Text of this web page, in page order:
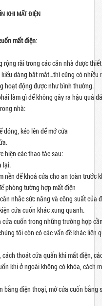
KHI MẤT ĐIỆN
mất điện:
rộng rãi trong các căn nhà được
dáng bắt mắt…thì cũng có nhiều
hoạt động được như bình thường.
làm gì để không gây ra hậu quả
nhà:
đóng, kéo lên để mở cửa
hiện các thao tác sau:
lại.
nền để khoá cửa cho an toàn trước
phòng tường hợp mất điện
nhắc sức nâng và công suất của
cửa cuốn khác xung quanh.
cửa cuốn trong những trường hợp
tôi còn có các vấn đề khác liên
cách thoát cửa quấn khi mất điện,
khi ở ngoài không có khóa, cách
bằng điện thoại, mở cửa cuốn bằng